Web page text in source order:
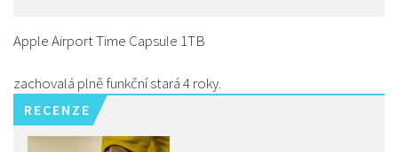
Apple Airport Time Capsule 1TB
zachovalá plně funkční stará 4 roky.
RECENZE